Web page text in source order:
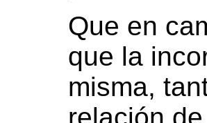
Que en
que la
misma,
relación